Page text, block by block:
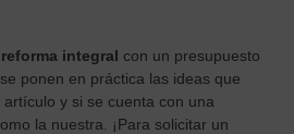
integral con un presupuesto
ponen en práctica las ideas que
y si se cuenta con una
la nuestra. ¡Para solicitar un